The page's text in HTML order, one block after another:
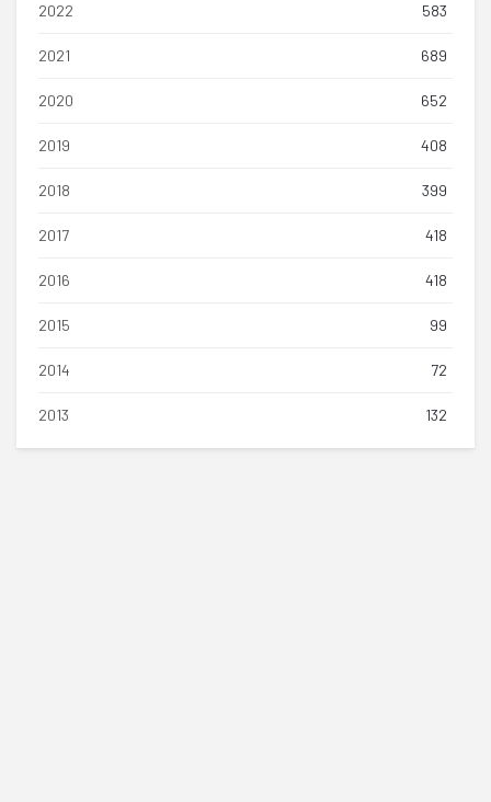
2022 583
2021 689
2020 652
2019 408
2018 399
2017 418
2016 418
2015 99
2014 72
2013 132